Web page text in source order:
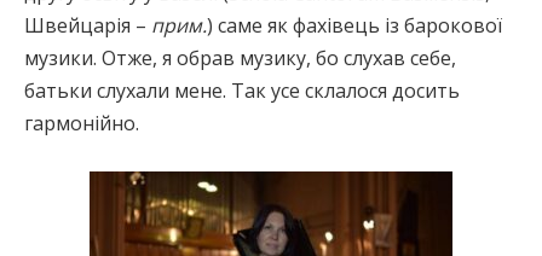
Швейцарія – прим.) саме як фахівець із барокової
музики. Отже, я обрав музику, бо слухав себе,
батьки слухали мене. Так усе склалося досить
гармонійно.